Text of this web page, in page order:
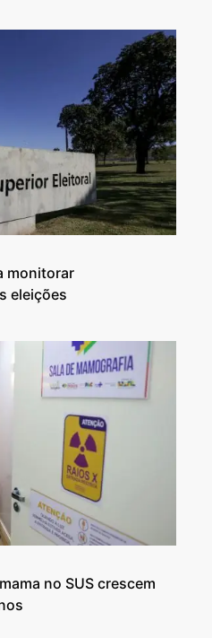
monitorar
eleições
no SUS crescem